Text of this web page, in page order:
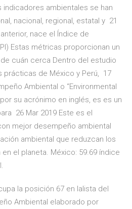
indicadores ambientales se han
nacional, regional, estatal y 21
nace el Índice de
Estas métricas proporcionan un
cuán cerca Dentro del estudio
prácticas de México y Perú, 17
Ambiental o “Environmental
su acrónimo en inglés, es es un
26 Mar 2019 Este es el
mejor desempeño ambiental
ambiental que reduzcan los
el planeta. México: 59.69 índice
la posición 67 en lalista del
Ambiental elaborado por